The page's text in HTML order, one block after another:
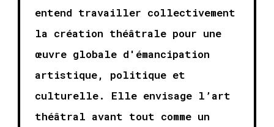
entend travailler collectivement
la création théâtrale pour une
œuvre globale d'émancipation
artistique, politique et
culturelle. Elle envisage l’art
théâtral avant tout comme un